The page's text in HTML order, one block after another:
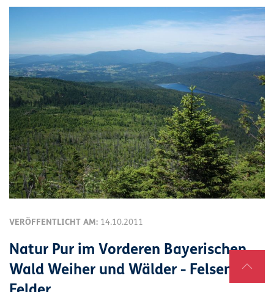
VERÖFFENTLICHT AM: 14.10.2011
Natur Pur im Vorderen Bayerischen
Wald Weiher und Wälder - Felsen und